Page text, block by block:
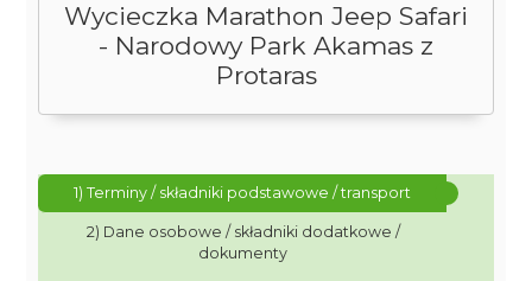
Wycieczka Marathon Jeep Safari
- Narodowy Park Akamas z
Protaras
1) Terminy / składniki podstawowe / transport
2) Dane osobowe / składniki dodatkowe /
dokumenty